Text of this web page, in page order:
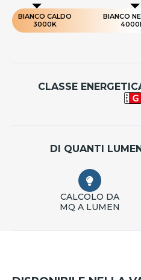
BIANCO CALDO
3000K
BIANCO
CLASSE
DI QUANTI
CALCOLO DA
MQ A LUMEN